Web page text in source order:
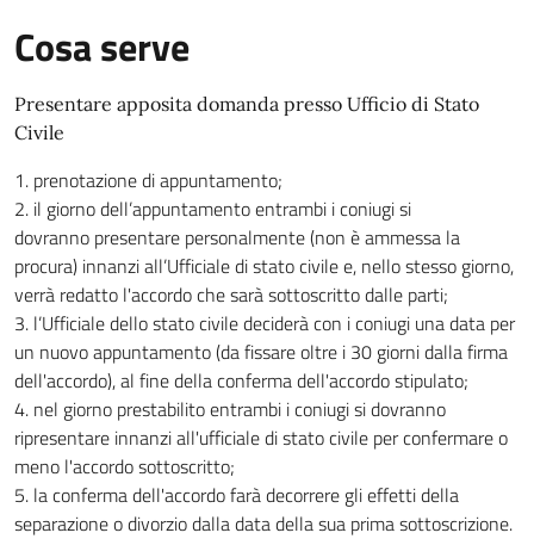
Cosa serve
Presentare apposita domanda presso Ufficio di Stato
Civile
prenotazione di appuntamento;
il giorno dell’appuntamento entrambi i coniugi si
dovranno presentare personalmente (non è ammessa la
procura) innanzi all’Ufficiale di stato civile e, nello stesso giorno,
verrà redatto l'accordo che sarà sottoscritto dalle parti;
l’Ufficiale dello stato civile deciderà con i coniugi una data per
un nuovo appuntamento (da fissare oltre i 30 giorni dalla firma
dell'accordo), al fine della conferma dell'accordo stipulato;
nel giorno prestabilito entrambi i coniugi si dovranno
ripresentare innanzi all'ufficiale di stato civile per confermare o
meno l'accordo sottoscritto;
la conferma dell'accordo farà decorrere gli effetti della
separazione o divorzio dalla data della sua prima sottoscrizione.